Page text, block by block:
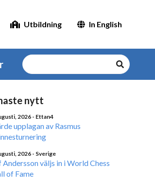
Utbildning In English
nytt
2026- Ettan4
upplagan av Rasmus
2026- Sverige
Andersson väljs in i World Chess
of Fame